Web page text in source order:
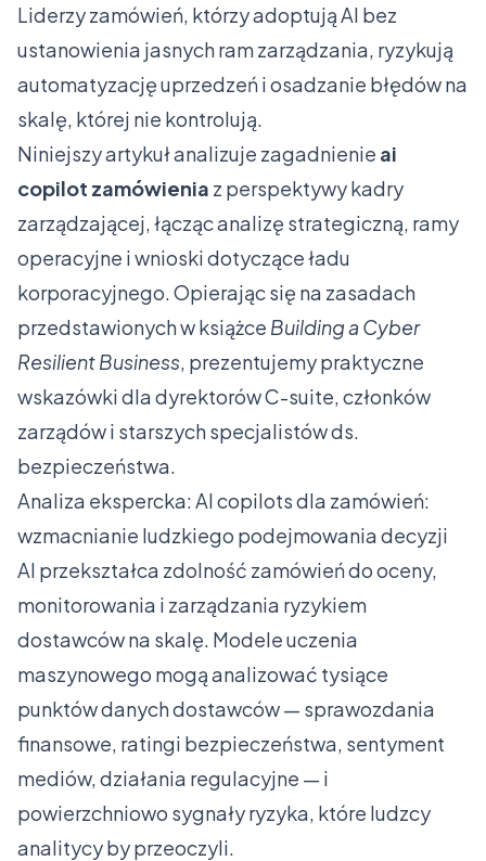
Liderzy zamówień, którzy adoptują AI bez
ustanowienia jasnych ram zarządzania, ryzykują
automatyzację uprzedzeń i osadzanie błędów na
skalę, której nie kontrolują.
Niniejszy artykuł analizuje zagadnienie ai
copilot zamówienia z perspektywy kadry
zarządzającej, łącząc analizę strategiczną, ramy
operacyjne i wnioski dotyczące ładu
korporacyjnego. Opierając się na zasadach
przedstawionych w książce Building a Cyber
Resilient Business, prezentujemy praktyczne
wskazówki dla dyrektorów C-suite, członków
zarządów i starszych specjalistów ds.
bezpieczeństwa.
Analiza ekspercka: AI copilots dla zamówień:
wzmacnianie ludzkiego podejmowania decyzji
AI przekształca zdolność zamówień do oceny,
monitorowania i zarządzania ryzykiem
dostawców na skalę. Modele uczenia
maszynowego mogą analizować tysiące
punktów danych dostawców — sprawozdania
finansowe, ratingi bezpieczeństwa, sentyment
mediów, działania regulacyjne — i
powierzchniowo sygnały ryzyka, które ludzcy
analitycy by przeoczyli.